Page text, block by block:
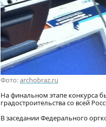
Фото:archobraz.ru
На финальном этапе конкурса
градостроительства со всей
В заседании Федерального